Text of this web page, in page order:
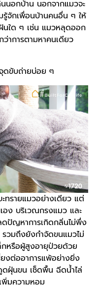
นนอกบ้าน นอกจากแมวจะ
รู้จักเพื่อนบ้านคนอื่น ๆ ให้
นใด ๆ เช่น แมวหลุดออก
าการตามหาคนเดียว
ดขับถ่ายบ่อย ๆ
ะทรายแมวอย่างเดียว แต่
อง บริเวณกรงแมว และ
ปัญหาการเกิดกลิ่นไม่พึ่ง
วมถึงยังกำจัดขนแมวไม่
กหรือผู้สูงอายุป่วยด้วย
งต่ออาการแพ้อย่างยิ่ง
ดฝุ่นขน เช็ดพื้น ฉีดน้ำไล่
มความหอม